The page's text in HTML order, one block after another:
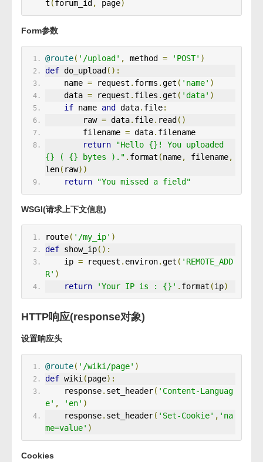
t (forum_id , page)
Form参数
@route( '/upload' , method = 'POST' )
def do_upload ():
    name
= request . forms .get ( 'name' )
    data
= request . files .get ( 'data' )
if name and data. file:
        raw
= data. file. read ()
        filename
= data. filename
return
"Hello {}! You uploaded
{} ( {} bytes )." . format (name, filename,
len( raw))
return
"You missed a field"
WSGI(请求上下文信息)
route( '/my_ip' )
def show_ip():
    ip
= request . environ.get ( 'REMOTE_ADD
R' )
return
'Your IP is : {}' . format (ip)
HTTP响应(response对象)
设置响应头
@route( '/wiki/page' )
def wiki (page):
    response
. set_header( 'Content-Languag
e' , 'en' )
    response
. set_header( 'Set-Cookie' , 'na
me=value' )
Cookies